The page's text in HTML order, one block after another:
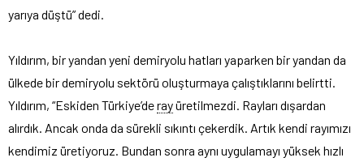
yarıya düştü” dedi.
Yıldırım, bir yandan yeni demiryolu hatları yaparken bir yandan da
ülkede bir demiryolu sektörü oluşturmaya çalıştıklarını belirtti.
Yıldırım, “Eskiden Türkiye’derayüretilmezdi. Rayları dışardan
alırdık. Ancak onda da sürekli sıkıntı çekerdik. Artık kendi rayımızı
kendimiz üretiyoruz. Bundan sonra aynı uygulamayı yüksek hızlı